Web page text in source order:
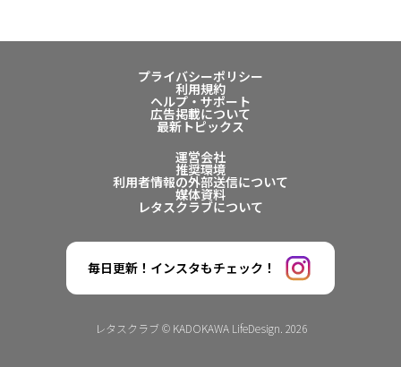
プライバシーポリシー
利用規約
ヘルプ・サポート
広告掲載について
最新トピックス
運営会社
推奨環境
利用者情報の外部送信について
媒体資料
レタスクラブについて
毎日更新！インスタもチェック！
レタスクラブ © KADOKAWA LifeDesign. 2026